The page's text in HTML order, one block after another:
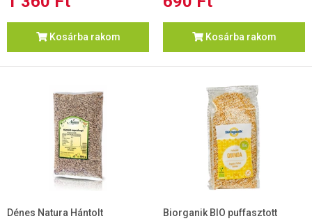
Kosárba rakom Kosárba rakom
Dénes Natura Hántolt
Biorganik BIO puffasztott